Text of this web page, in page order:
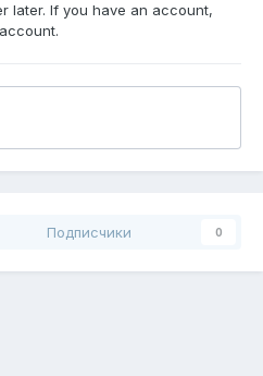
later. If you have an account,
Подписчики 0